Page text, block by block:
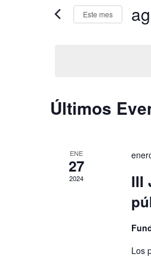
y
vistas
Busca
Eventos
Este mes
Calendario
Últimos
ENE
27
2024
III
Los